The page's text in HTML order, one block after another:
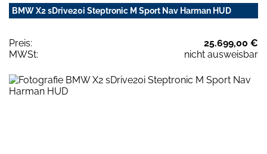
BMW X2 sDrive20i Steptronic M Sport Nav Harman HUD
Preis:
25.699,00 €
MWSt:
nicht ausweisbar